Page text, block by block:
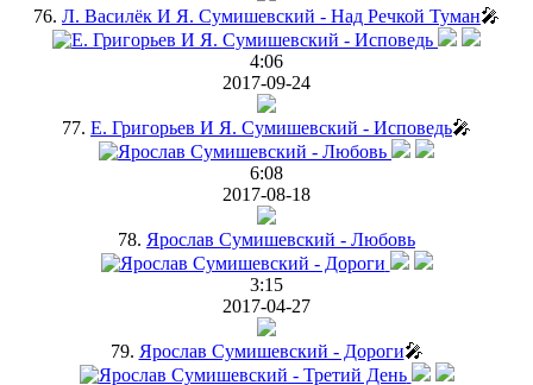
76. Л. Василёк И Я. Сумишевский - Над Речкой Туман🎤
4:06
2017-09-24
77. Е. Григорьев И Я. Сумишевский - Исповедь🎤
6:08
2017-08-18
78. Ярослав Сумишевский - Любовь
3:15
2017-04-27
79. Ярослав Сумишевский - Дороги🎤